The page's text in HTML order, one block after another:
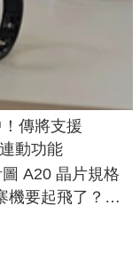
傳將支援
動功能
A20 晶片規格
機要起飛了？專